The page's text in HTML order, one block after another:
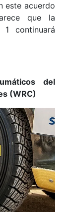
este acuerdo
que la
1 continuará
del
(WRC)